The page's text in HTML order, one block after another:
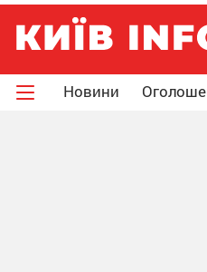
Новини